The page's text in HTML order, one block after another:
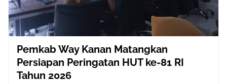
Pemkab Way Kanan Matangkan
Persiapan Peringatan HUT ke-81 RI
Tahun 2026